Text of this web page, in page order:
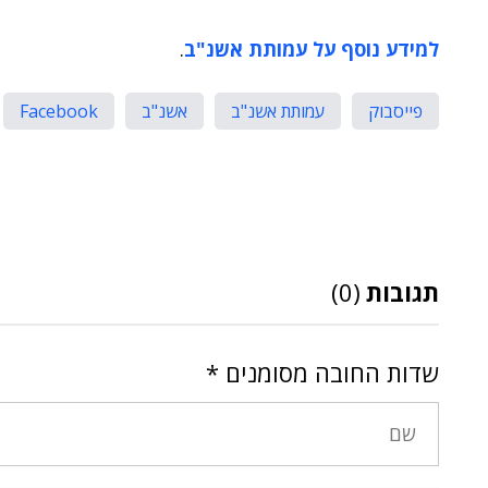
למידע נוסף על עמותת אשנ"ב.
פייסבוק עמותת אשנ"ב אשנ"ב Facebook
תגובות (0)
שדות החובה מסומנים *